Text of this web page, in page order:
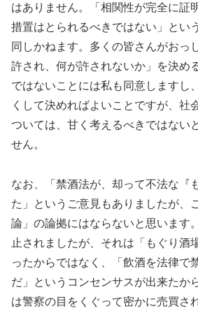
はありません。「相関性が完全に証
措置はとられるべきではない」とい
同しかねます。多くの皆さんがおっ
許され、何が許されないか」を決め
ではないことには私も同意しますし
くして決めればよいことですが、社
ついては、甘く考えるべきではない
せん。
なお、「禁酒法が、却って不法な『
た」というご意見もありましたが、
論」の論拠にはならないと思います
止されましたが、それは「もぐり酒
ったからではなく、「飲酒を法律で
だ」というコンセンサスが出来たか
は警察の目をくぐって密かに売買さ